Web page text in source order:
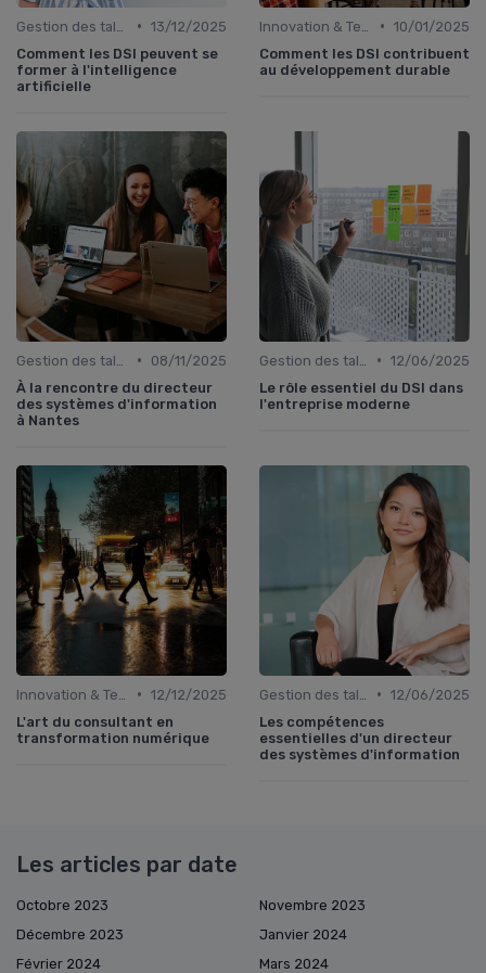
• 13/12/2025
Comment les DSI peuvent se
former à l'intelligence
artificielle
• 10/01/2025
Comment les DSI contribuent
au développement durable
•
08/11/2025
À la rencontre du directeur
des systèmes d'information
à Nantes
• 12/06/2025
Le rôle essentiel du DSI dans
l'entreprise moderne
• 12/12/2025
L'art du consultant en
transformation numérique
• 12/06/2025
Les compétences
essentielles d'un directeur
des systèmes d'information
Les articles par date
Octobre 2023
Novembre 2023
Décembre 2023
Janvier 2024
Février 2024
Mars 2024